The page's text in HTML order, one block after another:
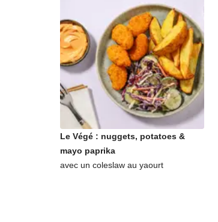
Le Végé : nuggets, potatoes &
mayo paprika
avec un coleslaw au yaourt